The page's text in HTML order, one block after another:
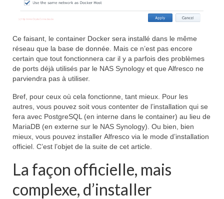
Ce faisant, le container Docker sera installé dans le même
réseau que la base de donnée. Mais ce n’est pas encore
certain que tout fonctionnera car il y a parfois des problèmes
de ports déjà utilisés par le NAS Synology et que Alfresco ne
parviendra pas à utiliser.
Bref, pour ceux où cela fonctionne, tant mieux. Pour les
autres, vous pouvez soit vous contenter de l’installation qui se
fera avec PostgreSQL (en interne dans le container) au lieu de
MariaDB (en externe sur le NAS Synology). Ou bien, bien
mieux, vous pouvez installer Alfresco via le mode d’installation
officiel. C’est l’objet de la suite de cet article.
La façon officielle, mais
complexe, d’installer